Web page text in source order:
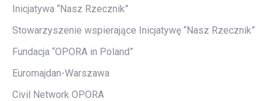
Inicjatywa “Nasz Rzecznik”
Stowarzyszenie wspierające Inicjatywę “Nasz Rzecznik”
Fundacja “OPORA in Poland”
Euromajdan-Warszawa
Civil Network OPORA